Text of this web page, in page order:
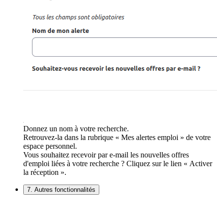
Donnez un nom à votre recherche.
Retrouvez-la dans la rubrique « Mes alertes emploi » de votre
espace personnel.
Vous souhaitez recevoir par e-mail les nouvelles offres
d'emploi liées à votre recherche ? Cliquez sur le lien « Activer
la réception ».
7. Autres fonctionnalités